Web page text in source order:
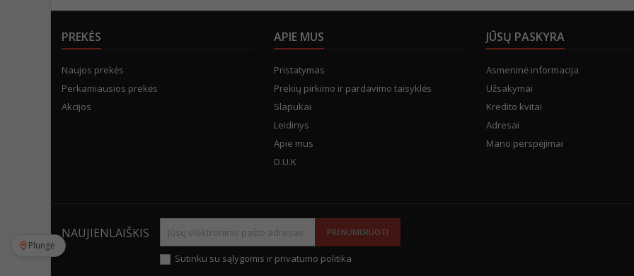
PREKĖS
Naujos prekės
Perkamiausios prekės
Akcijos
APIE MUS
Pristatymas
Prekių pirkimo ir pardavimo taisyklės
Slapukai
Leidinys
Apie mus
D.U.K
JŪSŲ PASKYRA
Asmeninė informacija
Užsakymai
Kredito kvitai
Adresai
Mano perspėjimai
NAUJIENLAIŠKIS
Sutinku su sąlygomis ir privatumo politika
Plungė